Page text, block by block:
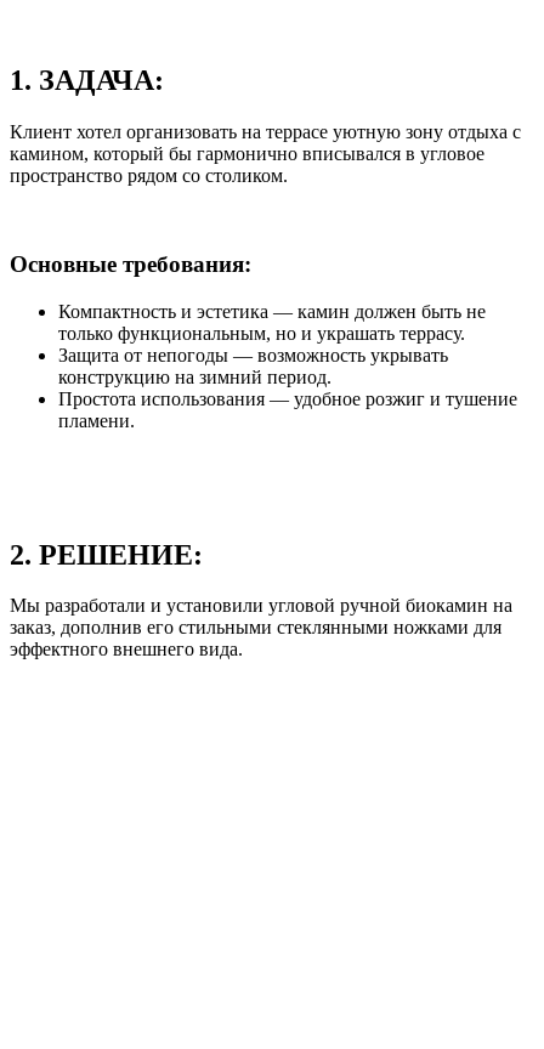
1. ЗАДАЧА:
Клиент хотел организовать на террасе уютную зону отдыха с
камином, который бы гармонично вписывался в угловое
пространство рядом со столиком.
Основные требования:
Компактность и эстетика — камин должен быть не
только функциональным, но и украшать террасу.
Защита от непогоды — возможность укрывать
конструкцию на зимний период.
Простота использования — удобное розжиг и тушение
пламени.
2. РЕШЕНИЕ:
Мы разработали и установили угловой ручной биокамин на
заказ, дополнив его стильными стеклянными ножками для
эффектного внешнего вида.